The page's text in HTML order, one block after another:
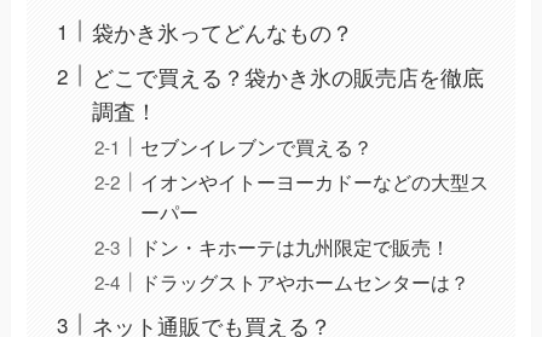
袋かき氷ってどんなもの？
どこで買える？袋かき氷の販売店を徹底
調査！
セブンイレブンで買える？
イオンやイトーヨーカドーなどの大型ス
ーパー
ドン・キホーテは九州限定で販売！
ドラッグストアやホームセンターは？
ネット通販でも買える？